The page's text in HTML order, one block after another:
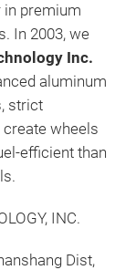
in premium
In 2003, we
Inc.
aluminum
strict
wheels
efficient than
INC.
Dist,